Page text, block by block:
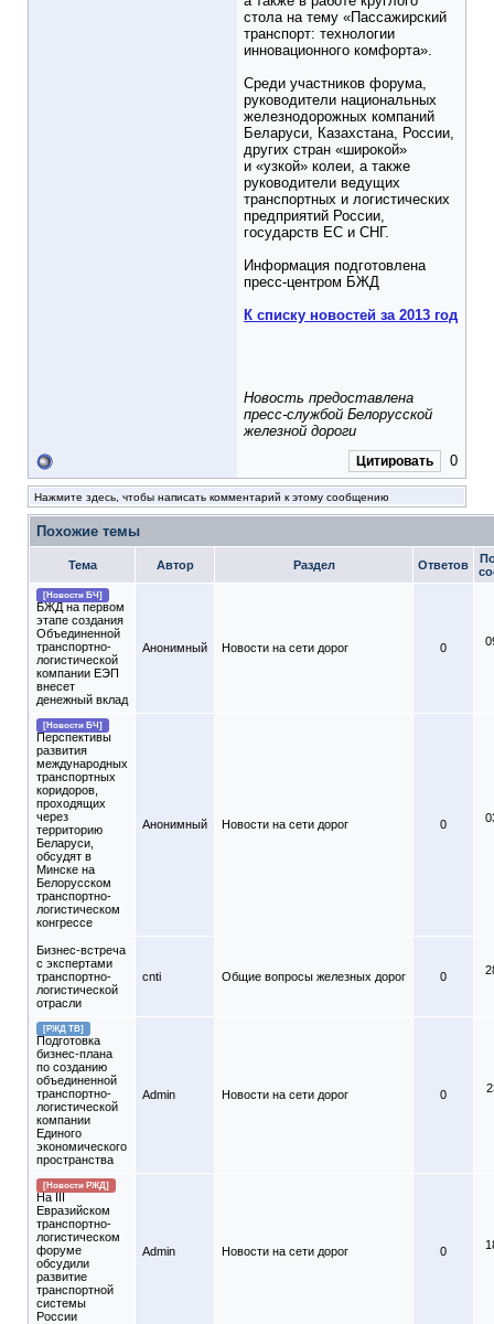
стола на тему «Пассажирский
транспорт: технологии
инновационного комфорта».
Среди участников форума,
руководители национальных
железнодорожных компаний
Беларуси, Казахстана, России,
других стран «широкой»
и «узкой» колеи, а также
руководители ведущих
транспортных и логистических
предприятий России,
государств ЕС и СНГ.
Информация подготовлена
пресс-центром БЖД
К списку новостей за 2013 год
Новость предоставлена
пресс-службой Белорусской
железной дороги
Цитировать 0
Нажмите здесь, чтобы написать комментарий к этому сообщению
Похожие темы
Тема Автор Раздел Ответов
[Новости БЧ]
БЖД на первом
этапе создания
Объединенной
транспортно-
логистической
компании ЕЭП
внесет
денежный вклад
Анонимный Новости на сети дорог 0
[Новости БЧ]
Перспективы
развития
международных
транспортных
коридоров,
проходящих
через
территорию
Беларуси,
обсудят в
Минске на
Белорусском
транспортно-
логистическом
конгрессе
Анонимный Новости на сети дорог 0
Бизнес-встреча
с экспертами
транспортно-
логистической
отрасли
cnti Общие вопросы железных дорог 0
[РЖД ТВ]
Подготовка
бизнес-плана
по созданию
объединенной
транспортно-
логистической
компании
Единого
экономического
пространства
Admin Новости на сети дорог 0
[Новости РЖД]
На III
Евразийском
транспортно-
логистическом
форуме
обсудили
развитие
транспортной
системы
России
Admin Новости на сети дорог 0